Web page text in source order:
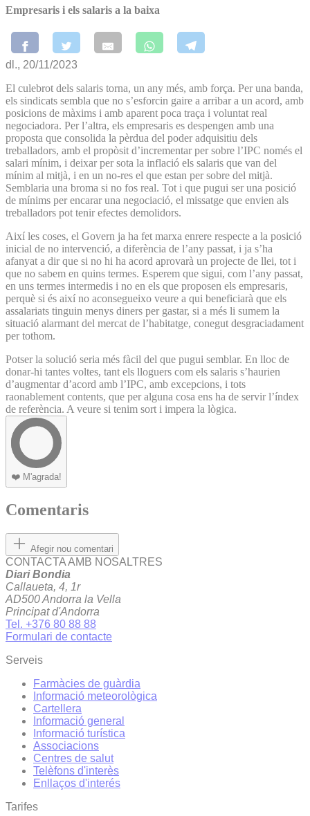
Empresaris i els salaris a la baixa
dl., 20/11/2023
El culebrot dels salaris torna, un any més, amb força. Per una banda,
els sindicats sembla que no s’esforcin gaire a arribar a un acord, amb
posicions de màxims i amb aparent poca traça i voluntat real
negociadora. Per l’altra, els empresaris es despengen amb una
proposta que consolida la pèrdua del poder adquisitiu dels
treballadors, amb el propòsit d’incrementar per sobre l’IPC només el
salari mínim, i deixar per sota la inflació els salaris que van del
mínim al mitjà, i en un no-res el que estan per sobre del mitjà.
Semblaria una broma si no fos real. Tot i que pugui ser una posició
de mínims per encarar una negociació, el missatge que envien als
treballadors pot tenir efectes demolidors.
Així les coses, el Govern ja ha fet marxa enrere respecte a la posició
inicial de no intervenció, a diferència de l’any passat, i ja s’ha
afanyat a dir que si no hi ha acord aprovarà un projecte de llei, tot i
que no sabem en quins termes. Esperem que sigui, com l’any passat,
en uns termes intermedis i no en els que proposen els empresaris,
perquè si és així no aconsegueixo veure a qui beneficiarà que els
assalariats tinguin menys diners per gastar, si a més li sumem la
situació alarmant del mercat de l’habitatge, conegut desgraciadament
per tothom.
Potser la solució seria més fàcil del que pugui semblar. En lloc de
donar-hi tantes voltes, tant els lloguers com els salaris s’haurien
d’augmentar d’acord amb l’IPC, amb excepcions, i tots
raonablement contents, que per alguna cosa ens ha de servir l’índex
de referència. A veure si tenim sort i impera la lògica.
❤️ M'agrada!
Comentaris
Afegir nou comentari
CONTACTA AMB NOSALTRES
Diari Bondia
Callaueta, 4, 1r
AD500 Andorra la Vella
Principat d'Andorra
Tel. +376 80 88 88
Formulari de contacte
Serveis
Farmàcies de guàrdia
Informació meteorològica
Cartellera
Informació general
Informació turística
Associacions
Centres de salut
Telèfons d'interès
Enllaços d'interés
Tarifes